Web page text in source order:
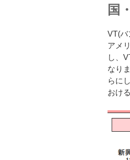
国
VT(バ
アメ
し、
なり
らに
おけ